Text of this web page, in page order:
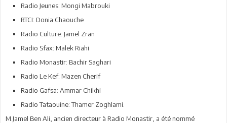
Radio Jeunes: Mongi Mabrouki
RTCI: Donia Chaouche
Radio Culture: Jamel Zran
Radio Sfax: Malek Riahi
Radio Monastir: Bachir Saghari
Radio Le Kef: Mazen Cherif
Radio Gafsa: Ammar Chikhi
Radio Tataouine: Thamer Zoghlami.
M.Jamel Ben Ali, ancien directeur à Radio Monastir, a été nommé